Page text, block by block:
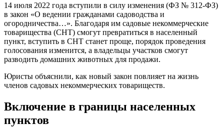
14 июля 2022 года вступили в силу изменения (ФЗ № 312-ФЗ)
в закон «О ведении гражданами садоводства и
огородничества…». Благодаря им садовые некоммерческие
товарищества (СНТ) смогут превратиться в населенный
пункт, вступить в СНТ станет проще, порядок проведения
голосования изменится, а владельцы участков смогут
разводить домашних животных для продажи.
Юристы объяснили, как новый закон повлияет на жизнь
членов садовых некоммерческих товариществ.
Включение в границы населенных
пунктов